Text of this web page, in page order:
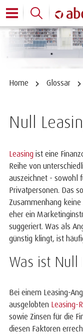
Home Glossar
Null
Leasing ist eine
Reihe von
auszeichnet - sowohl
Privatpersonen. Das
Zusammenhang
eher ein
suggeriert. Was als
günstig klingt, ist
Was ist Null
Bei einem Leasing-
ausgelobten Leasing-
sowie Zinsen für die
diesen Faktoren